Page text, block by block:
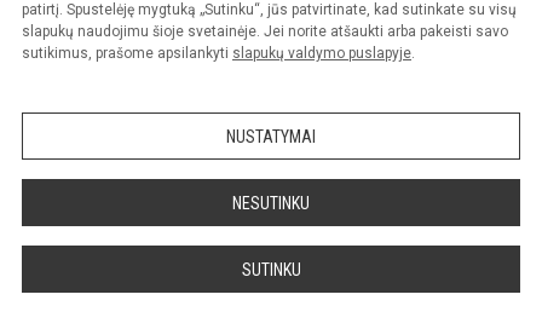
patirtį. Spustelėję mygtuką „Sutinku“, jūs patvirtinate, kad sutinkate su visų
slapukų naudojimu šioje svetainėje. Jei norite atšaukti arba pakeisti savo
sutikimus, prašome apsilankyti slapukų valdymo puslapyje.
NUSTATYMAI
NESUTINKU
SUTINKU
Prieinamumo paraiška Slapukų valdymas
Sumanus būdas atnaujinti